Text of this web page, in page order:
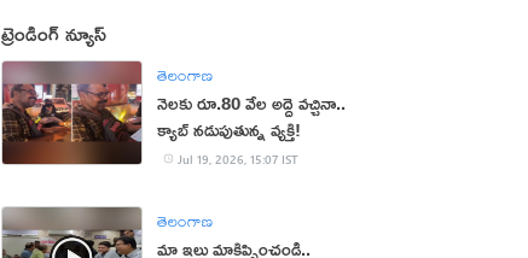
ట్రెండింగ్ న్యూస్
తెలంగాణ
నెలకు రూ.80 వేల అద్దె వచ్చినా..
క్యాబ్ నడుపుతున్న వ్యక్తి!
Jul 19, 2026, 15:07 IST
తెలంగాణ
మా ఇల్లు మాకిప్పించండి..